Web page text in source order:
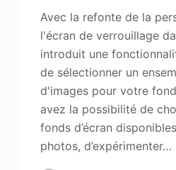
Avec la refonte de la
l'écran de verrouillage
introduit une
de sélectionner un
d'images pour votre
avez la possibilité de
fonds d’écran
photos, d’expérimenter…